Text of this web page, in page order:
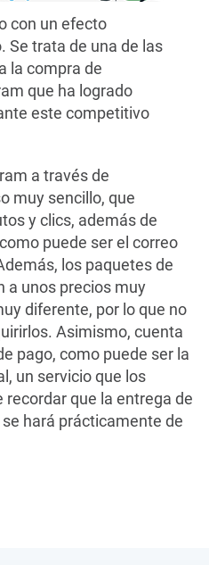
con un efecto
Se trata de una de las
la compra de
que ha logrado
este competitivo
a través de
muy sencillo, que
y clics, además de
puede ser el correo
los paquetes de
a unos precios muy
diferente, por lo que no
Asimismo, cuenta
pago, como puede ser la
un servicio que los
que la entrega de
hará prácticamente de